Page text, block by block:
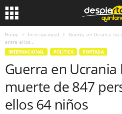
Home Internacional
Guerra en Ucrania ha
entre ellos...
INTERNACIONAL POLÍTICA PORTADA
Guerra en Ucrania
muerte de 847
ellos 64 niños